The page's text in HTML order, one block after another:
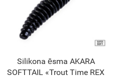
Silikona ēsma AKARA
SOFTTAIL «Trout Time REX